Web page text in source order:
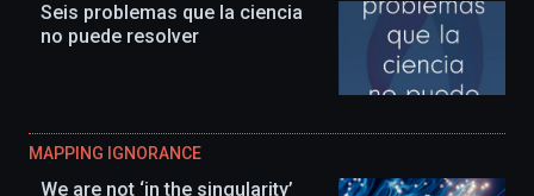
Seis problemas que la ciencia
no puede resolver
MAPPING IGNORANCE
We are not ‘in the singularity’